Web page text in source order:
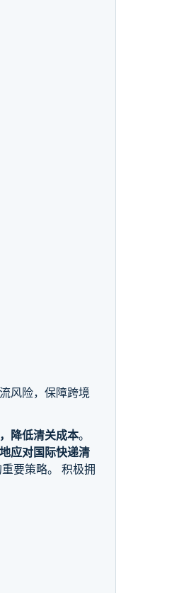
风险，保障跨境
降低清关成本。
应对国际快递清
要策略。 积极拥